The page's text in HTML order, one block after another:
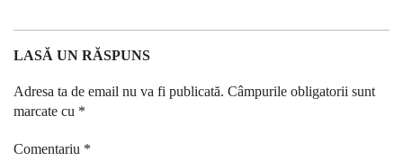
LASĂ UN RĂSPUNS
Adresa ta de email nu va fi publicată. Câmpurile obligatorii sunt
marcate cu *
Comentariu *